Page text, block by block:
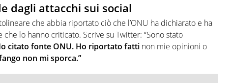
dagli attacchi sui social
che abbia riportato ciò che l’ONU ha dichiarato e ha
lo hanno criticato. Scrive su Twitter: “Sono stato
citato fonte ONU. Ho riportato fatti non mie opinioni o
non mi sporca.”